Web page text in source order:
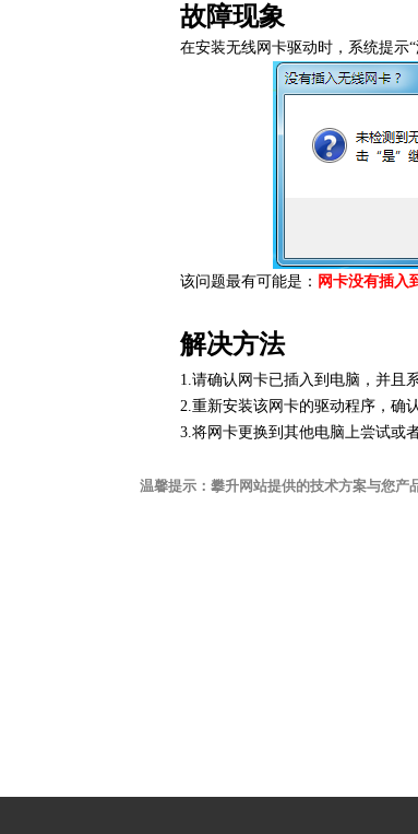
故障现象
在安装无线网卡驱动时，系统提示
该问题最有可能是： 网卡没有插入
解决方法
1.请确认网卡已插入到电脑，并且
2.重新安装该网卡的驱动程序，确
3.将网卡更换到其他电脑上尝试或
温馨提示：攀升网站提供的技术方案与您产